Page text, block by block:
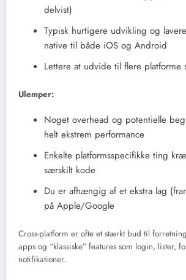
delvist)
Typisk hurtigere udvikling og
native til både iOS og Android
Lettere at udvide til flere platforme
Ulemper:
Noget overhead og potentielle
helt ekstrem performance
Enkelte platformsspecifikke ting
særskilt kode
Du er afhængig af et ekstra lag
på Apple/Google
Cross-platform er ofte et stærkt bud til
apps og “klassiske” features som login, lister,
notifikationer.